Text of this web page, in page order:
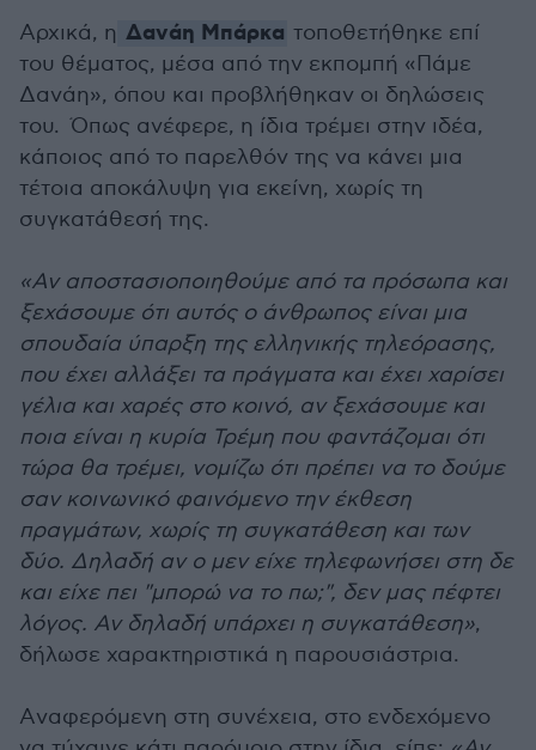
Αρχικά, η Δανάη Μπάρκα τοποθετήθηκε επί
του θέματος, μέσα από την εκπομπή «Πάμε
Δανάη», όπου και προβλήθηκαν οι δηλώσεις
του. Όπως ανέφερε, η ίδια τρέμει στην ιδέα,
κάποιος από το παρελθόν της να κάνει μια
τέτοια αποκάλυψη για εκείνη, χωρίς τη
συγκατάθεσή της.
«Αν αποστασιοποιηθούμε από τα πρόσωπα και
ξεχάσουμε ότι αυτός ο άνθρωπος είναι μια
σπουδαία ύπαρξη της ελληνικής τηλεόρασης,
που έχει αλλάξει τα πράγματα και έχει χαρίσει
γέλια και χαρές στο κοινό, αν ξεχάσουμε και
ποια είναι η κυρία Τρέμη που φαντάζομαι ότι
τώρα θα τρέμει, νομίζω ότι πρέπει να το δούμε
σαν κοινωνικό φαινόμενο την έκθεση
πραγμάτων, χωρίς τη συγκατάθεση και των
δύο. Δηλαδή αν ο μεν είχε τηλεφωνήσει στη δε
και είχε πει "μπορώ να το πω;", δεν μας πέφτει
λόγος. Αν δηλαδή υπάρχει η συγκατάθεση»,
δήλωσε χαρακτηριστικά η παρουσιάστρια.
Aναφερόμενη στη συνέχεια, στο ενδεχόμενο